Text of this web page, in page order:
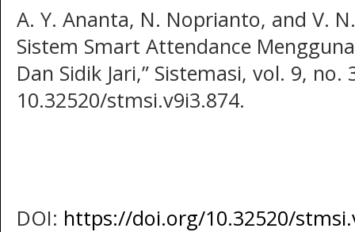
A. Y. Ananta, N. Noprianto, and V.
Sistem Smart Attendance
Dan Sidik Jari,” Sistemasi, vol. 9,
10.32520/stmsi.v9i3.874.
DOI: https://doi.org/10.32520/